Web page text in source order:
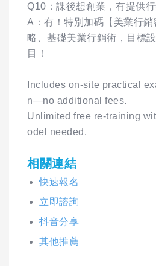
Q10：課後想創業，有提供
A：有！特別加碼【美業行
略、基礎美業行銷術，目標
目！
Includes on-site practical
n—no additional fees.
Unlimited free re-training
odel needed.
相關連結
快速報名
立即諮詢
抖音分享
其他推薦